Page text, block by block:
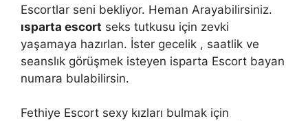
Escortlar seni bekliyor. Heman Arayabilirsiniz.
ısparta escort seks tutkusu için zevki
yaşamaya hazırlan. İster gecelik , saatlik ve
seanslık görüşmek isteyen isparta Escort bayan
numara bulabilirsin.
Fethiye Escort sexy kızları bulmak için